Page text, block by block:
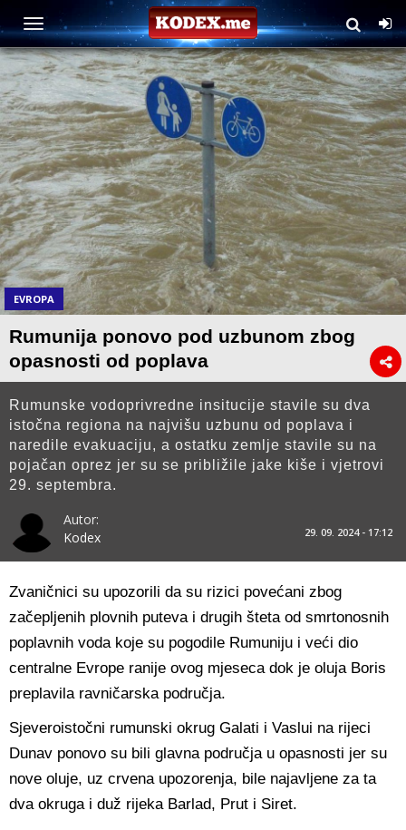
EVROPA
Rumunija ponovo pod uzbunom zbog
opasnosti od poplava
Rumunske vodoprivredne insitucije stavile su dva
istočna regiona na najvišu uzbunu od poplava i
naredile evakuaciju, a ostatku zemlje stavile su na
pojačan oprez jer su se približile jake kiše i vjetrovi
29. septembra.
Autor:
Kodex
29. 09. 2024 - 17:12
Zvaničnici su upozorili da su rizici povećani zbog
začepljenih plovnih puteva i drugih šteta od smrtonosnih
poplavnih voda koje su pogodile Rumuniju i veći dio
centralne Evrope ranije ovog mjeseca dok je oluja Boris
preplavila ravničarska područja.
Sjeveroistočni rumunski okrug Galati i Vaslui na rijeci
Dunav ponovo su bili glavna područja u opasnosti jer su
nove oluje, uz crvena upozorenja, bile najavljene za ta
dva okruga i duž rijeka Barlad, Prut i Siret.